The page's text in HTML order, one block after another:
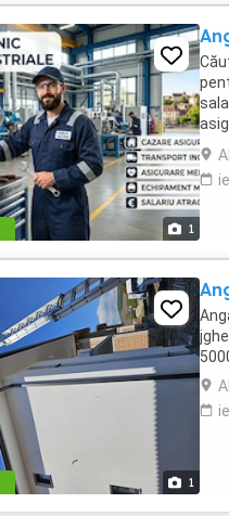
1
la
1